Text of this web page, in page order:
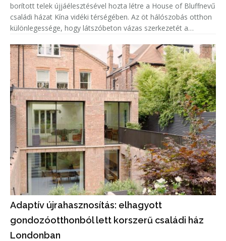
borított telek újjáélesztésével hozta létre a House of Bluffnevű
családi házat Kína vidéki térségében. Az öt hálószobás otthon
különlegessége, hogy látszóbeton vázas szerkezetét a
Adaptív újrahasznosítás: elhagyott
gondozóotthonból lett korszerű családi ház
Londonban